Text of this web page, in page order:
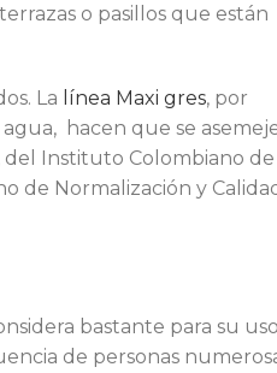
o pasillos que están
La línea Maxi gres, por
hacen que se
del Instituto Colombiano de
de Normalización y
bastante para su
de personas